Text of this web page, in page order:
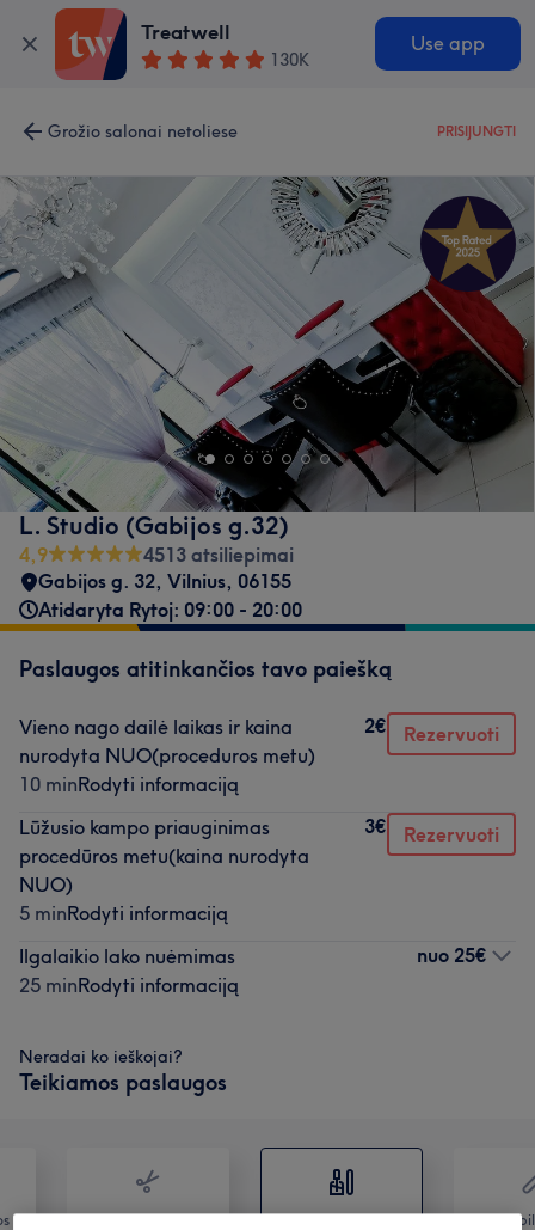
Treatwell
130K
Use app
Grožio salonai netoliese PRISIJUNGTI
L. Studio (Gabijos g.32)
4,9
4513 atsiliepimai
Gabijos g. 32, Vilnius, 06155
Atidaryta Rytoj: 09:00 - 20:00
Paslaugos atitinkančios tavo paiešką
Vieno nago dailė laikas ir kaina
nurodyta NUO(proceduros metu)
10 minRodyti informaciją
2€ Rezervuoti
Lūžusio kampo priauginimas
procedūros metu(kaina nurodyta
NUO)
5 minRodyti informaciją
3€ Rezervuoti
Ilgalaikio lako nuėmimas
25 minRodyti informaciją
nuo 25€
Neradai ko ieškojai?
Teikiamos paslaugos
Plaukai Nagai